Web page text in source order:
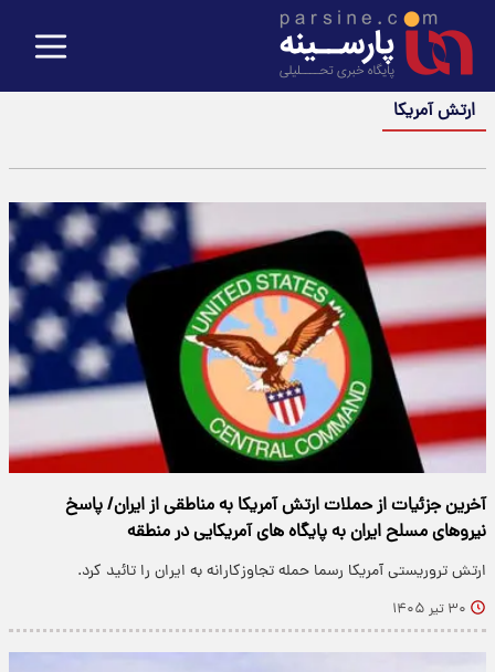
ارتش آمریکا
آخرین جزئیات از حملات ارتش آمریکا به مناطقی از ایران/ پاسخ
نیروهای مسلح ایران به پایگاه های آمریکایی در منطقه
ارتش تروریستی آمریکا رسما حمله تجاوزکارانه به ایران را تائید کرد.
۳۰ تیر ۱۴۰۵